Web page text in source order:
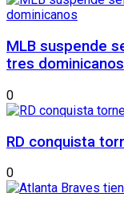
MLB suspende
tres dominicanos
0
RD conquista
0